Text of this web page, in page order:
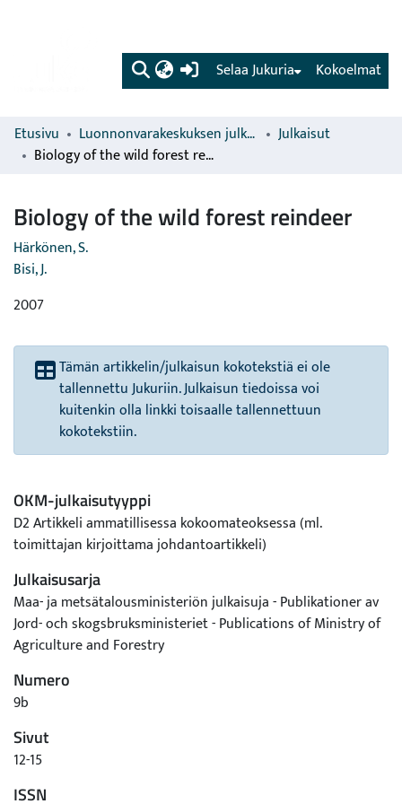
(current) Kokoelmat
Selaa Jukuria
Etusivu Luonnonvarakeskuksen julkaisut
Julkaisut
Biology of the wild forest reindeer
Biology of the wild forest reindeer
Härkönen, S.
Bisi, J.
2007
Tämän artikkelin/julkaisun kokotekstiä ei ole
tallennettu Jukuriin. Julkaisun tiedoissa voi
kuitenkin olla linkki toisaalle tallennettuun
kokotekstiin.
OKM-julkaisutyyppi
D2 Artikkeli ammatillisessa kokoomateoksessa (ml.
toimittajan kirjoittama johdantoartikkeli)
Julkaisusarja
Maa- ja metsätalousministeriön julkaisuja - Publikationer av
Jord- och skogsbruksministeriet - Publications of Ministry of
Agriculture and Forestry
Numero
9b
Sivut
12-15
ISSN